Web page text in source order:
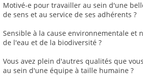
Motivé-e pour travailler au sein d'une
de sens et au service de ses adhérents ?
Sensible à la cause environnementale et
de l'eau et de la biodiversité ?
Vous avez plein d'autres qualités que
au sein d'une équipe à taille humaine ?